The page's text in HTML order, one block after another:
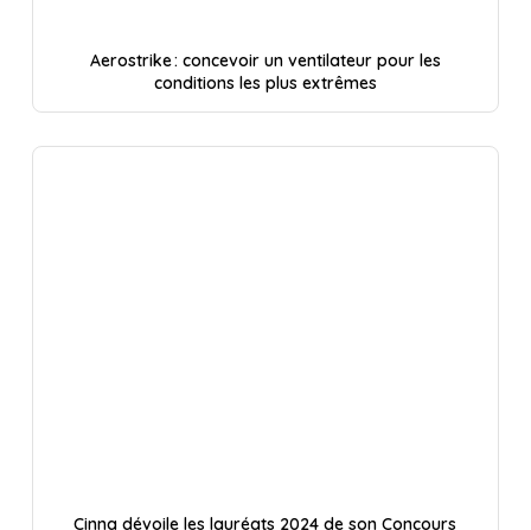
Aerostrike : concevoir un ventilateur pour les
conditions les plus extrêmes
Cinna dévoile les lauréats 2024 de son Concours